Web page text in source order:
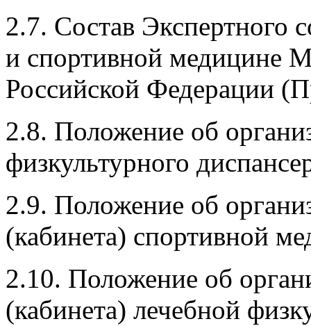
2.7. Состав Экспертного
и спортивной медицине
Российской Федерации
2.8. Положение об
физкультурного
2.9. Положение об
(кабинета) спортивной
2.10. Положение об
(кабинета) лечебной